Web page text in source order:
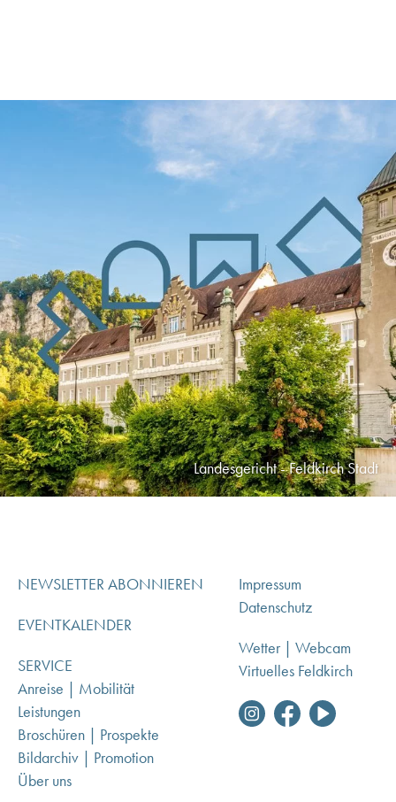
Landesgericht - Feldkirch Stadt
NEWSLETTER ABONNIEREN
EVENTKALENDER
SERVICE
Anreise | Mobilität
Leistungen
Broschüren | Prospekte
Bildarchiv | Promotion
Über uns
Impressum
Datenschutz
Wetter | Webcam
Virtuelles Feldkirch